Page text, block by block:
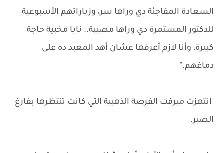
السعادة المفاجئة دي وراها سر، وزياراتهم الأسبوعية
للدكتور المستمرة دي وراها مصيبة.. نايا مخبية حاجة
كبيرة، وأنا لازم أعرفها عشان أهد المعبد ده على
دماغهم."
انتهزت ميرفت الفرصة الذهبية التي كانت تنتظرها بفارغ
الصبر.